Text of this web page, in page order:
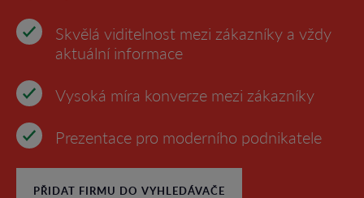
Skvělá viditelnost mezi zákazníky a vždy
aktuální informace
Vysoká míra konverze mezi zákazníky
Prezentace pro moderního podnikatele
PŘIDAT FIRMU DO VYHLEDÁVAČE